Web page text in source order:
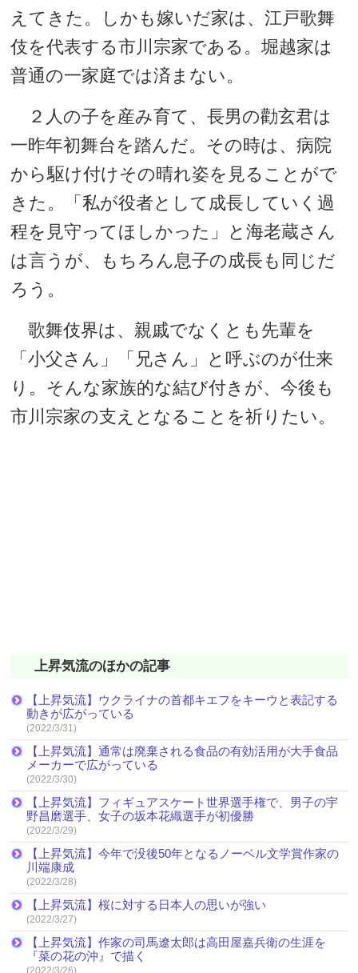
えてきた。しかも嫁いだ家は、江戸歌舞
伎を代表する市川宗家である。堀越家は
普通の一家庭では済まない。
２人の子を産み育て、長男の勸玄君は
一昨年初舞台を踏んだ。その時は、病院
から駆け付けその晴れ姿を見ることがで
きた。「私が役者として成長していく過
程を見守ってほしかった」と海老蔵さん
は言うが、もちろん息子の成長も同じだ
ろう。
歌舞伎界は、親戚でなくとも先輩を
「小父さん」「兄さん」と呼ぶのが仕来
り。そんな家族的な結び付きが、今後も
市川宗家の支えとなることを祈りたい。
上昇気流のほかの記事
【上昇気流】ウクライナの首都キエフをキーウと表記する
動きが広がっている
(2022/3/31)
【上昇気流】通常は廃棄される食品の有効活用が大手食品
メーカーで広がっている
(2022/3/30)
【上昇気流】フィギュアスケート世界選手権で、男子の宇
野昌磨選手、女子の坂本花織選手が初優勝
(2022/3/29)
【上昇気流】今年で没後50年となるノーベル文学賞作家の
川端康成
(2022/3/28)
【上昇気流】桜に対する日本人の思いが強い
(2022/3/27)
【上昇気流】作家の司馬遼太郎は高田屋嘉兵衛の生涯を
『菜の花の沖』で描く
(2022/3/26)